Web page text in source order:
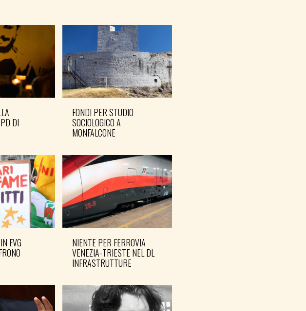
DI
FONDI PER STUDIO
SOCIOLOGICO A
MONFALCONE
FVG
NIENTE PER FERROVIA
VENEZIA-TRIESTE NEL DL
INFRASTRUTTURE